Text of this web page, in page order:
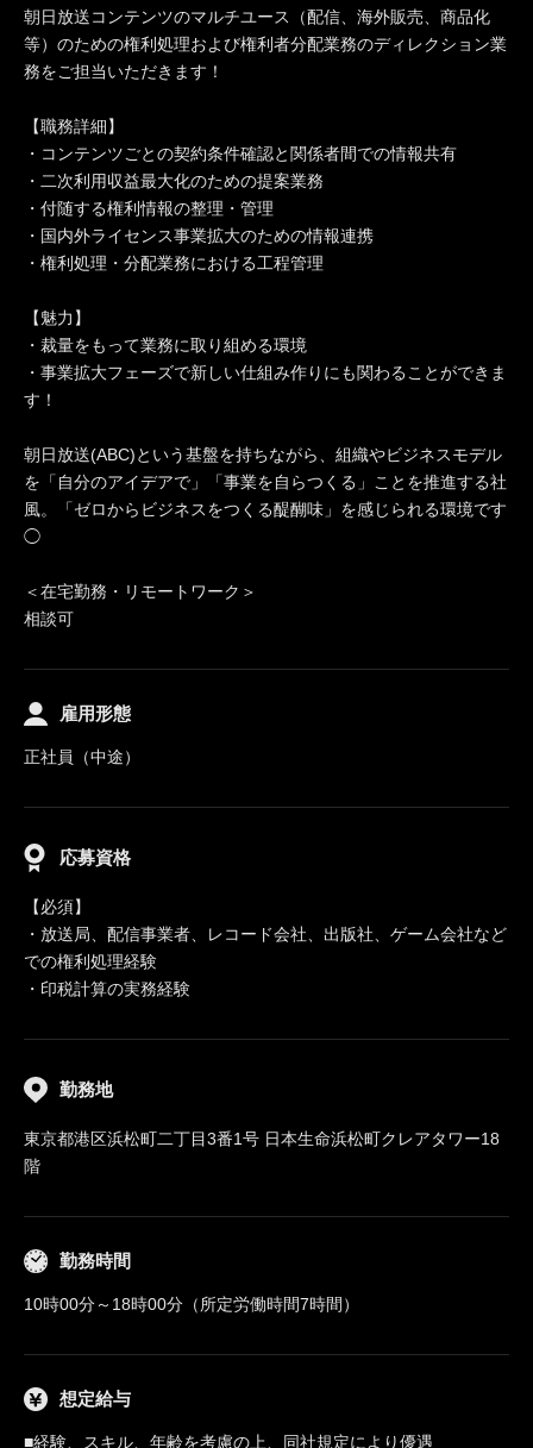
朝日放送コンテンツのマルチユース（配信、海外販売、商品化
等）のための権利処理および権利者分配業務のディレクション業
務をご担当いただきます！
【職務詳細】
・コンテンツごとの契約条件確認と関係者間での情報共有
・二次利用収益最大化のための提案業務
・付随する権利情報の整理・管理
・国内外ライセンス事業拡大のための情報連携
・権利処理・分配業務における工程管理
【魅力】
・裁量をもって業務に取り組める環境
・事業拡大フェーズで新しい仕組み作りにも関わることができま
す！
朝日放送(ABC)という基盤を持ちながら、組織やビジネスモデル
を「自分のアイデアで」「事業を自らつくる」ことを推進する社
風。「ゼロからビジネスをつくる醍醐味」を感じられる環境です
◯
＜在宅勤務・リモートワーク＞
相談可
雇用形態
正社員（中途）
応募資格
【必須】
・放送局、配信事業者、レコード会社、出版社、ゲーム会社など
での権利処理経験
・印税計算の実務経験
勤務地
東京都港区浜松町二丁目3番1号 日本生命浜松町クレアタワー18
階
勤務時間
10時00分～18時00分（所定労働時間7時間）
想定給与
■経験、スキル、年齢を考慮の上、同社規定により優遇